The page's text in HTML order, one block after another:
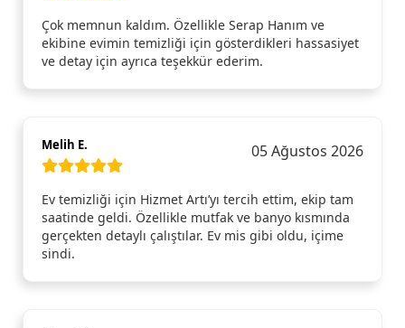
Çok memnun kaldım. Özellikle Serap Hanım ve
ekibine evimin temizliği için gösterdikleri hassasiyet
ve detay için ayrıca teşekkür ederim.
Melih E. 05 Ağustos 2026
Ev temizliği için Hizmet Artı’yı tercih ettim, ekip tam
saatinde geldi. Özellikle mutfak ve banyo kısmında
gerçekten detaylı çalıştılar. Ev mis gibi oldu, içime
sindi.